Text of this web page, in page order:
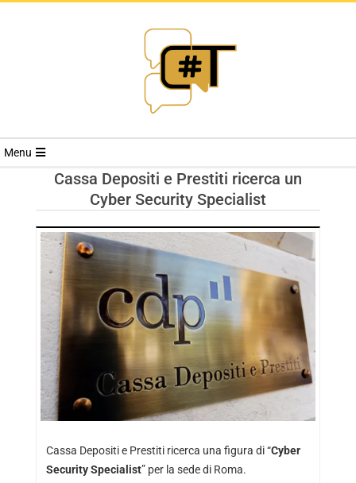
RIVISTA
TRENDS
Menu
Cassa Depositi e Prestiti ricerca un
Cyber Security Specialist
Cassa Depositi e Prestiti ricerca una figura di “Cyber
Security Specialist” per la sede di Roma.